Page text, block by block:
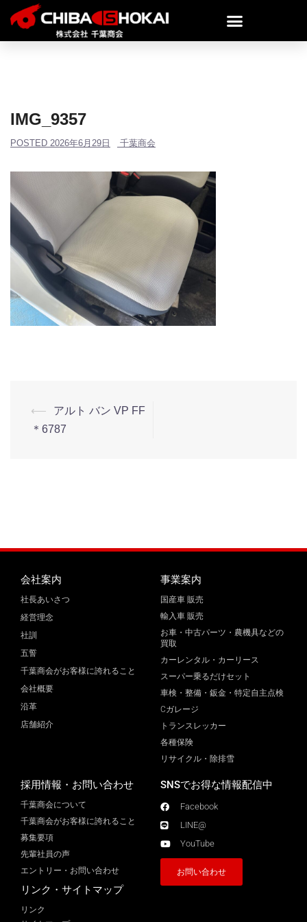
IMG_9357
POSTED 2026年6月29日 千葉商会
⟵
アルト バン VP FF
＊6787
会社案内
社長あいさつ
経営理念
社訓
五誓
千葉商会がお客様に誇れること
会社概要
沿革
店舗紹介
事業案内
国産車 販売
輸入車 販売
お車・中古パーツ・農機具などの
買取
カーレンタル・カーリース
スーパー乗るだけセット
車検・整備・鈑金・特定自主点検
Cガレージ
トランスレッカー
各種保険
リサイクル・除排雪
採用情報・お問い合わせ
千葉商会について
千葉商会がお客様に誇れること​
募集要項
先輩社員の声
エントリー・お問い合わせ
リンク・サイトマップ
リンク
SNSでお得な情報配信中
Facebook
LINE@
YouTube
お問い合わせ